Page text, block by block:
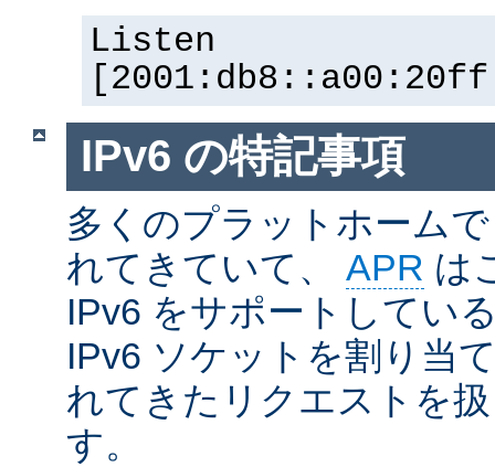
Listen
IPv6 の特記事項
多くのプラットホーム
れてきていて、 APR は
IPv6 をサポートしてい
IPv6 ソケットを割り当
れてきたリクエストを
す。